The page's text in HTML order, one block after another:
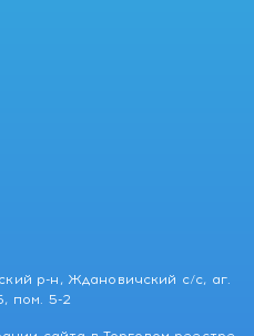
р-н, Ждановичский с/с, аг.
пом. 5-2